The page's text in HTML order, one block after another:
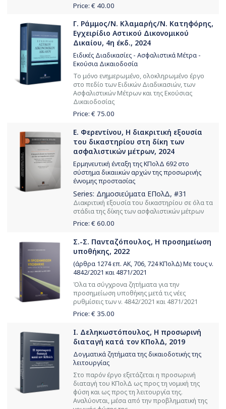
Price: € 40.00
Γ. Ράμμος/Ν. Κλαμαρής/Ν. Κατηφόρης,
Εγχειρίδιο Αστικού Δικονομικού
Δικαίου, 4η έκδ., 2024
Ειδικές Διαδικασίες - Ασφαλιστικά Μέτρα -
Εκούσια Δικαιοδοσία
Το μόνο ενημερωμένο, ολοκληρωμένο έργο
στο πεδίο των Ειδικών Διαδικασιών, των
Ασφαλιστικών Μέτρων και της Εκούσιας
Δικαιοδοσίας
Price: € 75.00
Ε. Φερεντίνου, Η διακριτική εξουσία
του δικαστηρίου στη δίκη των
ασφαλιστικών μέτρων, 2024
Ερμηνευτική ένταξη της ΚΠολΔ 692 στο
σύστημα δικαιικών αρχών της προσωρινής
έννομης προστασίας
Series: Δημοσιεύματα ΕΠολΔ, #31
Διακριτική εξουσία του δικαστηρίου σε όλα τα
στάδια της δίκης των ασφαλιστικών μέτρων
Price: € 60.00
Σ.-Σ. Πανταζόπουλος, Η προσημείωση
υποθήκης, 2022
(άρθρα 1274 επ. ΑΚ, 706, 724 ΚΠολΔ) Με τους ν.
4842/2021 και 4871/2021
Όλα τα σύγχρονα ζητήματα για την
προσημείωση υποθήκης μετά τις νέες
ρυθμίσεις των ν. 4842/2021 και 4871/2021
Price: € 35.00
Ι. Δεληκωστόπουλος, Η προσωρινή
διαταγή κατά τον ΚΠολΔ, 2019
Δογματικά ζητήματα της δικαιοδοτικής της
λειτουργίας
Στο παρόν έργο εξετάζεται η προσωρινή
διαταγή του ΚΠολΔ ως προς τη νομική της
φύση και ως προς τη λειτουργία της.
Αναλύονται, μέσα από την προβληματική της